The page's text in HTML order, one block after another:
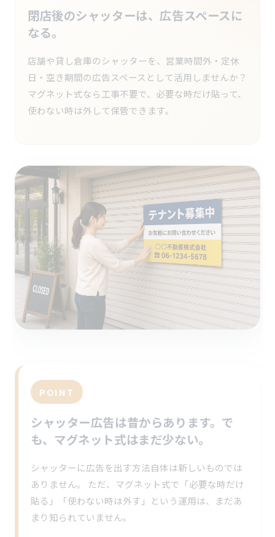
閉店後のシャッターは、広告スペースに
なる。
店舗や貸し倉庫のシャッターを、営業時間外・定休
日・空き期間の広告スペースとして活用しませんか？
マグネット式なら工事不要で、必要な時だけ貼って、
使わない時は外して保管できます。
POINT
シャッター広告は昔からあります。で
も、マグネット式はまだ少ない。
シャッターに広告を出す方法自体は新しいものでは
ありません。 ただ、マグネット式で「必要な時だけ
貼る」「使わない時は外す」という運用は、まだあ
まり知られていません。